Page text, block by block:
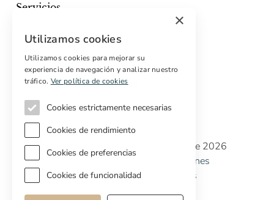
Servicios
Compradores internacionales
Propiedades off-market
Servicios para compradores
Copyright © Cottage Properties Real Estate 2026
Política de Privacidad
Terminos y Condiciones
Política de CookiesPreferencias de cookies
×
Utilizamos cookies
Utilizamos cookies para mejorar su
experiencia de navegación y analizar nuestro
tráfico. Ver política de cookies
Cookies estrictamente necesarias
Cookies de rendimiento
Cookies de preferencias
Cookies de funcionalidad